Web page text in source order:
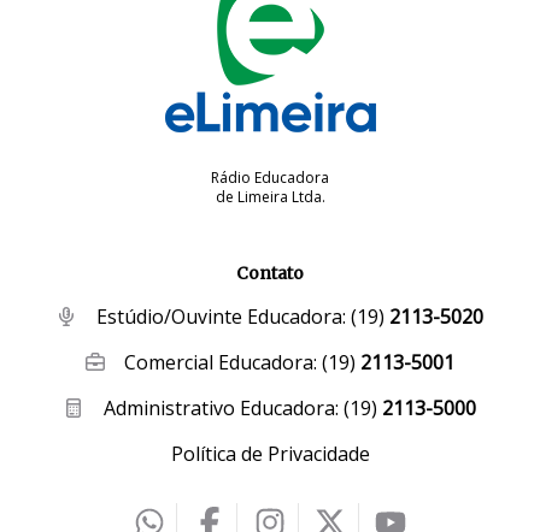
Rádio Educadora
de Limeira Ltda.
Contato
Estúdio/Ouvinte Educadora: (19) 2113-5020
Comercial Educadora:(19) 2113-5001
Administrativo Educadora: (19) 2113-5000
Política de Privacidade